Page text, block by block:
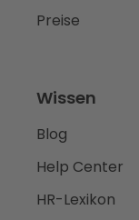
Preise
Wissen
Blog
Help Center
HR-Lexikon